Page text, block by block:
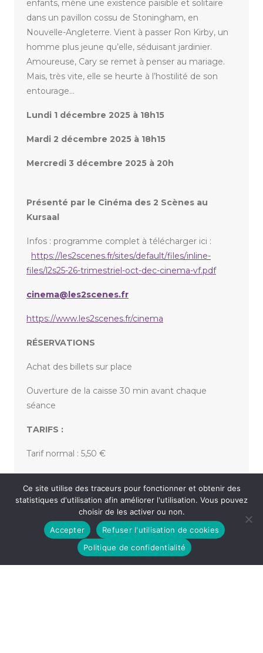
enfants, mène une existence paisible et solitaire
dans un pavillon cossu de Stoningham, en
Nouvelle-Angleterre. Vient à passer Ron Kirby, un
homme plus jeune qu’elle, séduisant jardinier.
Amoureuse, Cary se remet à penser au mariage.
Mais, très vite, elle se heurte à l’hostilité de son
entourage…
Lundi 1 décembre 2025 à 18h15
Mardi 2 décembre 2025 à 18h15
Mercredi 3 décembre 2025 à 20h
Présenté par le Cinéma des 2 Scènes au
Kursaal
Infos : programme complet à télécharger ici :
https://les2scenes.fr/sites/default/files/inline-
files/l2s25-26-trimestriel-oct-dec-cinema-vf.pdf
cinema@les2scenes.fr
https://www.les2scenes.fr/cinema
RÉSERVATIONS
Achat des billets sur place
Ouverture de la caisse 30 min avant chaque
séance
TARIFS :
Tarif normal : 5,50 €
NOËL AU CINEMA – LA VIE EST BELLE
NOËL AU CINEMA – L’ÉTRANGE NOËL DE MONSIEUR
Ce site utilise des traceurs pour fonctionner et obtenir des
statistiques d'utilisation afin améliorer l'utilisation. Vous pouvez
choisir de les activer ou non.
Accepter
Refuser l'utilisation de cookies
Politique de confidentialité